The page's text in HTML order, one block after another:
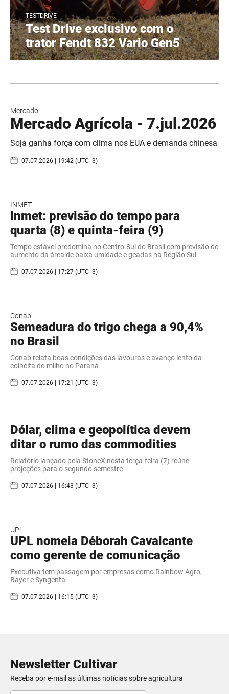
TESTDRIVE
Test Drive exclusivo com o
trator Fendt 832 Vario Gen5
Mercado
Mercado Agrícola - 7.jul.2026
Soja ganha força com clima nos EUA e demanda chinesa
07.07.2026 | 19:42 (UTC -3)
INMET
Inmet: previsão do tempo para
quarta (8) e quinta-feira (9)
Tempo estável predomina no Centro-Sul do Brasil com previsão de
aumento da área de baixa umidade e geadas na Região Sul
07.07.2026 | 17:27 (UTC -3)
Conab
Semeadura do trigo chega a 90,4%
no Brasil
Conab relata boas condições das lavouras e avanço lento da
colheita do milho no Paraná
07.07.2026 | 17:21 (UTC -3)
Dólar, clima e geopolítica devem
ditar o rumo das commodities
Relatório lançado pela StoneX nesta terça-feira (7) reúne
projeções para o segundo semestre
07.07.2026 | 16:43 (UTC -3)
UPL
UPL nomeia Déborah Cavalcante
como gerente de comunicação
Executiva tem passagem por empresas como Rainbow Agro,
Bayer e Syngenta
07.07.2026 | 16:15 (UTC -3)
Newsletter Cultivar
Receba por e-mail as últimas notícias sobre agricultura